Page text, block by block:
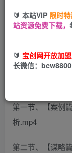
6天训练班:教你
小时邀约裂变代
第一节、【案例
析.mp4
第二节、【谋略
🔰 本站VIP 限时特
站资源免费下载，
🔰 宝创网开放加
长微信：